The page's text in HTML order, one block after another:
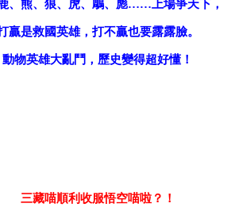
、熊、狼、虎、鵰、彪……上場爭天下，
贏是救國英雄，打不贏也要露露臉。
動物英雄大亂鬥，歷史變得超好懂！
三藏喵順利收服悟空喵啦？！